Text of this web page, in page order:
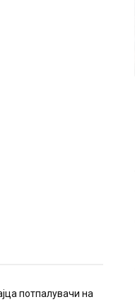
потпалувачи на